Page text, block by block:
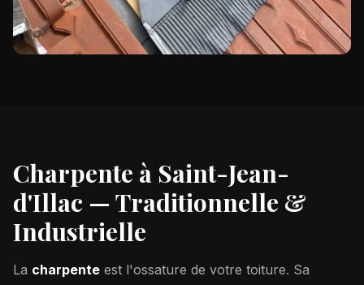
Charpente à Saint-Jean-
d'Illac — Traditionnelle &
Industrielle
La charpente est l'ossature de votre toiture. Sa